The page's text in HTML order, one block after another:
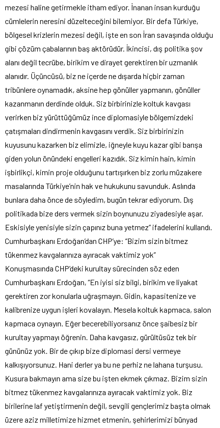
mezesi haline getirmekle itham ediyor. İnanan insan kurduğu
cümlelerin neresini düzelteceğini bilemiyor. Bir defa Türkiye,
bölgesel krizlerin mezesi değil, işte en son İran savaşında olduğu
gibi çözüm çabalarının baş aktörüdür. İkincisi, dış politika şov
alanı değil tecrübe, birikim ve dirayet gerektiren bir uzmanlık
alanıdır. Üçüncüsü, biz ne içerde ne dışarda hiçbir zaman
tribünlere oynamadık, aksine hep gönüller yapmanın, gönüller
kazanmanın derdinde olduk. Siz birbirinizle koltuk kavgası
verirken biz yürüttüğümüz ince diplomasiyle bölgemizdeki
çatışmaları dindirmenin kavgasını verdik. Siz birbirinizin
kuyusunu kazarken biz elimizle, iğneyle kuyu kazar gibi barışa
giden yolun önündeki engelleri kazıdık. Siz kimin hain, kimin
işbirlikçi, kimin proje olduğunu tartışırken biz zorlu müzakere
masalarında Türkiye’nin hak ve hukukunu savunduk. Aslında
bunlara daha önce de söyledim, bugün tekrar ediyorum. Dış
politikada bize ders vermek sizin boynunuzu ziyadesiyle aşar.
Eskisiyle yenisiyle sizin çapınız buna yetmez” ifadelerini kullandı.
Cumhurbaşkanı Erdoğan’dan CHP’ye: “Bizim sizin bitmez
tükenmez kavgalarınıza ayıracak vaktimiz yok”
Konuşmasında CHP’deki kurultay sürecinden söz eden
Cumhurbaşkanı Erdoğan, “En iyisi siz bilgi, birikim ve liyakat
gerektiren zor konularla uğraşmayın. Gidin, kapasitenize ve
kalibrenize uygun işleri kovalayın. Mesela koltuk kapmaca, salon
kapmaca oynayın. Eğer becerebiliyorsanız önce şaibesiz bir
kurultay yapmayı öğrenin. Daha kavgasız, gürültüsüz tek bir
gününüz yok. Bir de çıkıp bize diplomasi dersi vermeye
kalkışıyorsunuz. Hani derler ya bu ne perhiz ne lahana turşusu.
Kusura bakmayın ama size bu işten ekmek çıkmaz. Bizim sizin
bitmez tükenmez kavgalarınıza ayıracak vaktimiz yok. Biz
birilerine laf yetiştirmenin değil, sevgili gençlerimiz başta olmak
üzere aziz milletimize hizmet etmenin, şehirlerimizi bünyad